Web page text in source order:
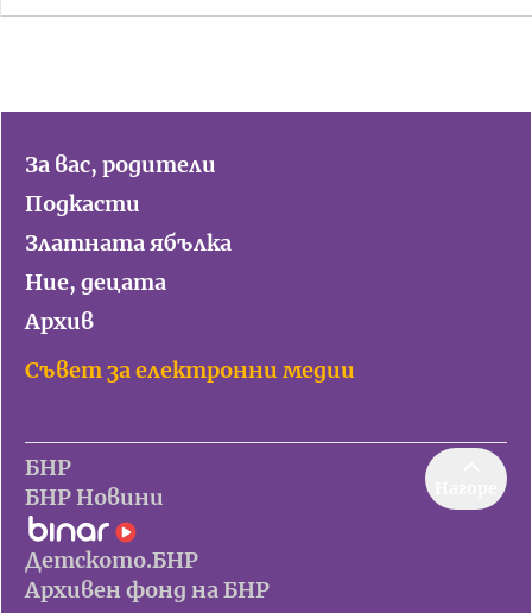
За вас, родители
Подкасти
Златната ябълка
Ние, децата
Архив
Съвет за електронни медии
БНР
БНР Новини
Детското.БНР
Архивен фонд на БНР